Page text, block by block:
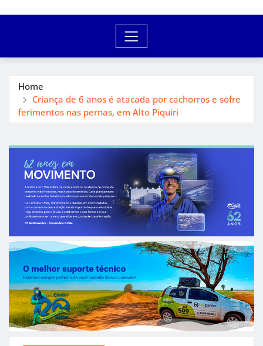
Home
Criança de 6 anos é atacada por cachorros e sofre
ferimentos nas pernas, em Alto Piquiri